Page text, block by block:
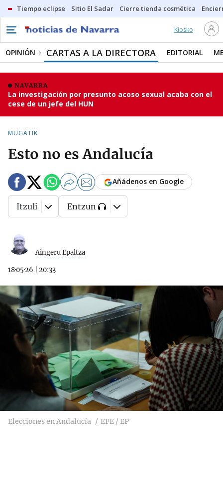
Tiempo eclipse Sitio El Sadar Cierre tienda cosmética
Kiosko
OPINIÓN CARTAS A LA DIRECTORA EDITORIAL
NAVARRA
La investigación por presunto acoso sexual acaba con el
cese de un jefe del HUN
MUGATIK
Esto no es Andalucía
Aingeru Epaltza
18·05·26 20:33
Añádenos en Google
Itzuli Entzun
Elecciones en Andalucía EFE / EP